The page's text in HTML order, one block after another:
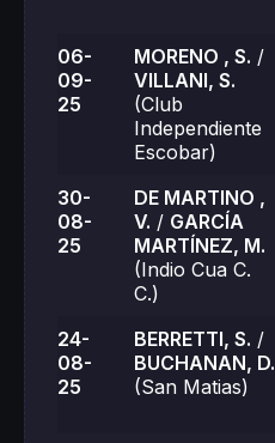
06-
09-
25
MORENO , S. /
VILLANI, S.
(Club
Independiente
Escobar)
30-
08-
25
DE MARTINO ,
V. / GARCÍA
MARTÍNEZ, M.
(Indio Cua C.
C.)
24-
08-
25
BERRETTI, S. /
BUCHANAN, D.
(San Matias)